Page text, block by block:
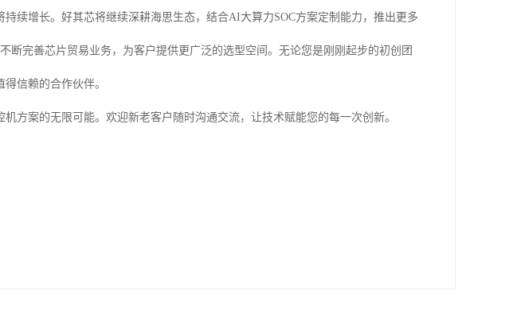
续增长。好其芯将继续深耕海思生态，结合AI大算力SOC方案定制能力，推出更多
断完善芯片贸易业务，为客户提供更广泛的选型空间。无论您是刚刚起步的初创团
信赖的合作伙伴。
方案的无限可能。欢迎新老客户随时沟通交流，让技术赋能您的每一次创新。